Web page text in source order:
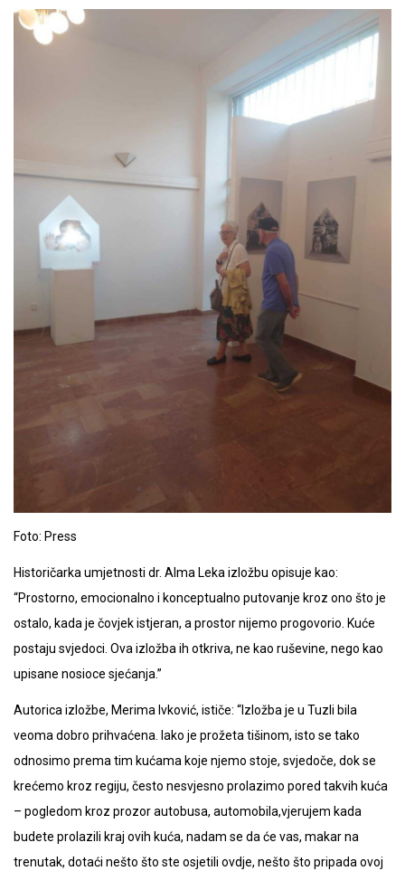
Foto: Press
Historičarka umjetnosti dr. Alma Leka izložbu opisuje kao:
“Prostorno, emocionalno i konceptualno putovanje kroz ono što je
ostalo, kada je čovjek istjeran, a prostor nijemo progovorio. Kuće
postaju svjedoci. Ova izložba ih otkriva, ne kao ruševine, nego kao
upisane nosioce sjećanja.”
Autorica izložbe, Merima Ivković, ističe: “Izložba je u Tuzli bila
veoma dobro prihvaćena. Iako je prožeta tišinom, isto se tako
odnosimo prema tim kućama koje njemo stoje, svjedoče, dok se
krećemo kroz regiju, često nesvjesno prolazimo pored takvih kuća
– pogledom kroz prozor autobusa, automobila,vjerujem kada
budete prolazili kraj ovih kuća, nadam se da će vas, makar na
trenutak, dotaći nešto što ste osjetili ovdje, nešto što pripada ovoj